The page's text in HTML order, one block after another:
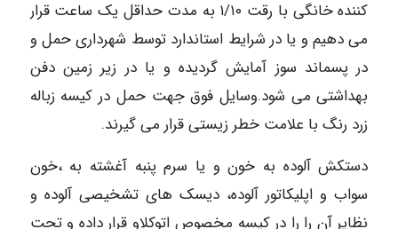
کننده خانگی با رقت ۱/۱۰ به مدت حداقل یک ساعت قرار
می دهیم و یا در شرایط استاندارد توسط شهرداری حمل و
در پسماند سوز آمایش گردیده و یا در زیر زمین دفن
بهداشتی می شود.وسایل فوق جهت حمل در کیسه زباله
زرد رنگ با علامت خطر زیستی قرار می گیرند.
دستکش آلوده به خون و یا سرم پنبه آغشته به ،خون
سواب و اپلیکاتور آلوده، دیسک های تشخیصی آلوده و
نظایر آن را را در کیسه مخصوص اتوکلاو قرار داده و تحت